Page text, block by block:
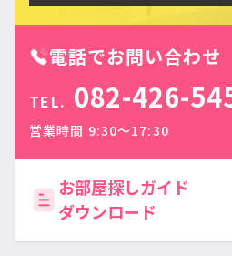
電話でお問い合わせ
TEL. 082-426-
営業時間 9:30〜17:30
お部屋探しガイド
ダウンロード